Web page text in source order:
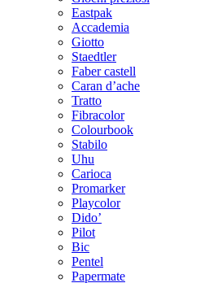
Eastpak
Accademia
Giotto
Staedtler
Faber castell
Caran d’ache
Tratto
Fibracolor
Colourbook
Stabilo
Uhu
Carioca
Promarker
Playcolor
Dido’
Pilot
Bic
Pentel
Papermate